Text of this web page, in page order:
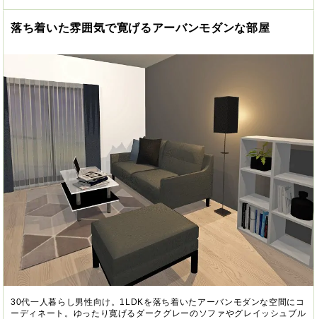
落ち着いた雰囲気で寛げるアーバンモダンな部屋
30代一人暮らし男性向け。1LDKを落ち着いたアーバンモダンな空間にコ
ーディネート。ゆったり寛げるダークグレーのソファやグレイッシュブル